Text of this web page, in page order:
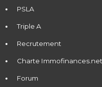
PSLA
Triple A
Recrutement
Charte Immofinances.net
Forum